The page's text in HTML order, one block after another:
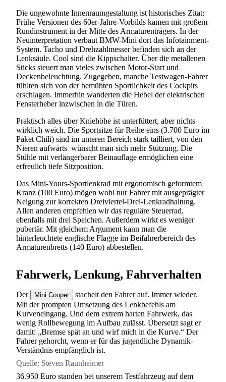
Die ungewohnte Innenraumgestaltung ist historisches Zitat:
Frühe Versionen des 60er-Jahre-Vorbilds kamen mit großem
Rundinstrument in der Mitte des Armaturenträgers. In der
Neuinterpretation verbaut BMW-Mini dort das Infotainment-
System. Tacho und Drehzahlmesser befinden sich an der
Lenksäule. Cool sind die Kippschalter. Über die metallenen
Sticks steuert man vieles zwischen Motor-Start und
Deckenbeleuchtung. Zugegeben, manche Testwagen-Fahrer
fühlten sich von der bemühten Sportlichkeit des Cockpits
erschlagen. Immerhin wanderten die Hebel der elektrischen
Fensterheber inzwischen in die Türen.
Praktisch alles über Kniehöhe ist unterfüttert, aber nichts
wirklich weich. Die Sportsitze für Reihe eins (3.700 Euro im
Paket Chili) sind im unteren Bereich stark tailliert, von den
Nieren aufwärts wünscht man sich mehr Stützung. Die
Stühle mit verlängerbarer Beinauflage ermöglichen eine
erfreulich tiefe Sitzposition.
Das Mini-Yours-Sportlenkrad mit ergonomisch geformtem
Kranz (100 Euro) mögen wohl nur Fahrer mit ausgeprägter
Neigung zur korrekten Dreiviertel-Drei-Lenkradhaltung.
Allen anderen empfehlen wir das reguläre Steuerrad,
ebenfalls mit drei Speichen. Außerdem wirkt es weniger
pubertär. Mit gleichem Argument kann man die
hinterleuchtete englische Flagge im Beifahrerbereich des
Armaturenbretts (140 Euro) abbestellen.
Fahrwerk, Lenkung, Fahrverhalten
Der Mini Cooper
stachelt den Fahrer auf. Immer wieder.
Mit der prompten Umsetzung des Lenkbefehls am
Kurveneingang. Und dem extrem harten Fahrwerk, das
wenig Rollbewegung im Aufbau zulässt. Übersetzt sagt er
damit: „Bremse spät an und wirf mich in die Kurve.“ Der
Fahrer gehorcht, wenn er für das jugendliche Dynamik-
Verständnis empfänglich ist.
Quelle: Steven Raunheimer
36.950 Euro standen bei unserem Testfahrzeug auf dem